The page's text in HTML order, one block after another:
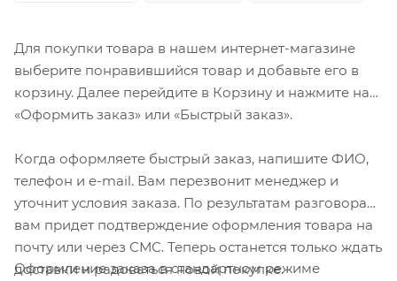
Для покупки товара в нашем интернет-магазине
выберите понравившийся товар и добавьте его в
корзину. Далее перейдите в Корзину и нажмите на
«Оформить заказ» или «Быстрый заказ».
Когда оформляете быстрый заказ, напишите ФИО,
телефон и e-mail. Вам перезвонит менеджер и
уточнит условия заказа. По результатам разговора
вам придет подтверждение оформления товара на
почту или через СМС. Теперь останется только ждать
доставки и радоваться новой покупке.
Оформление заказа в стандартном режиме